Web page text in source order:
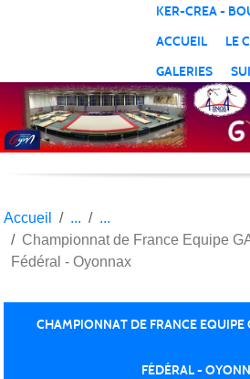
KER-CREA -
ACCUEIL
LE
GALERIES
Accueil
Championnat de France Equipe
Fédéral - Oyonnax
CHAMPIONNAT DE FRANCE
FÉDÉRAL -
Panneau de gestion des cookies